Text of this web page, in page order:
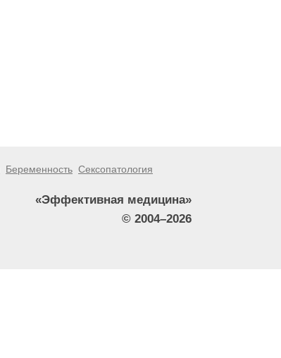
Беременность Сексопатология
«Эффективная медицина»
© 2004–2026